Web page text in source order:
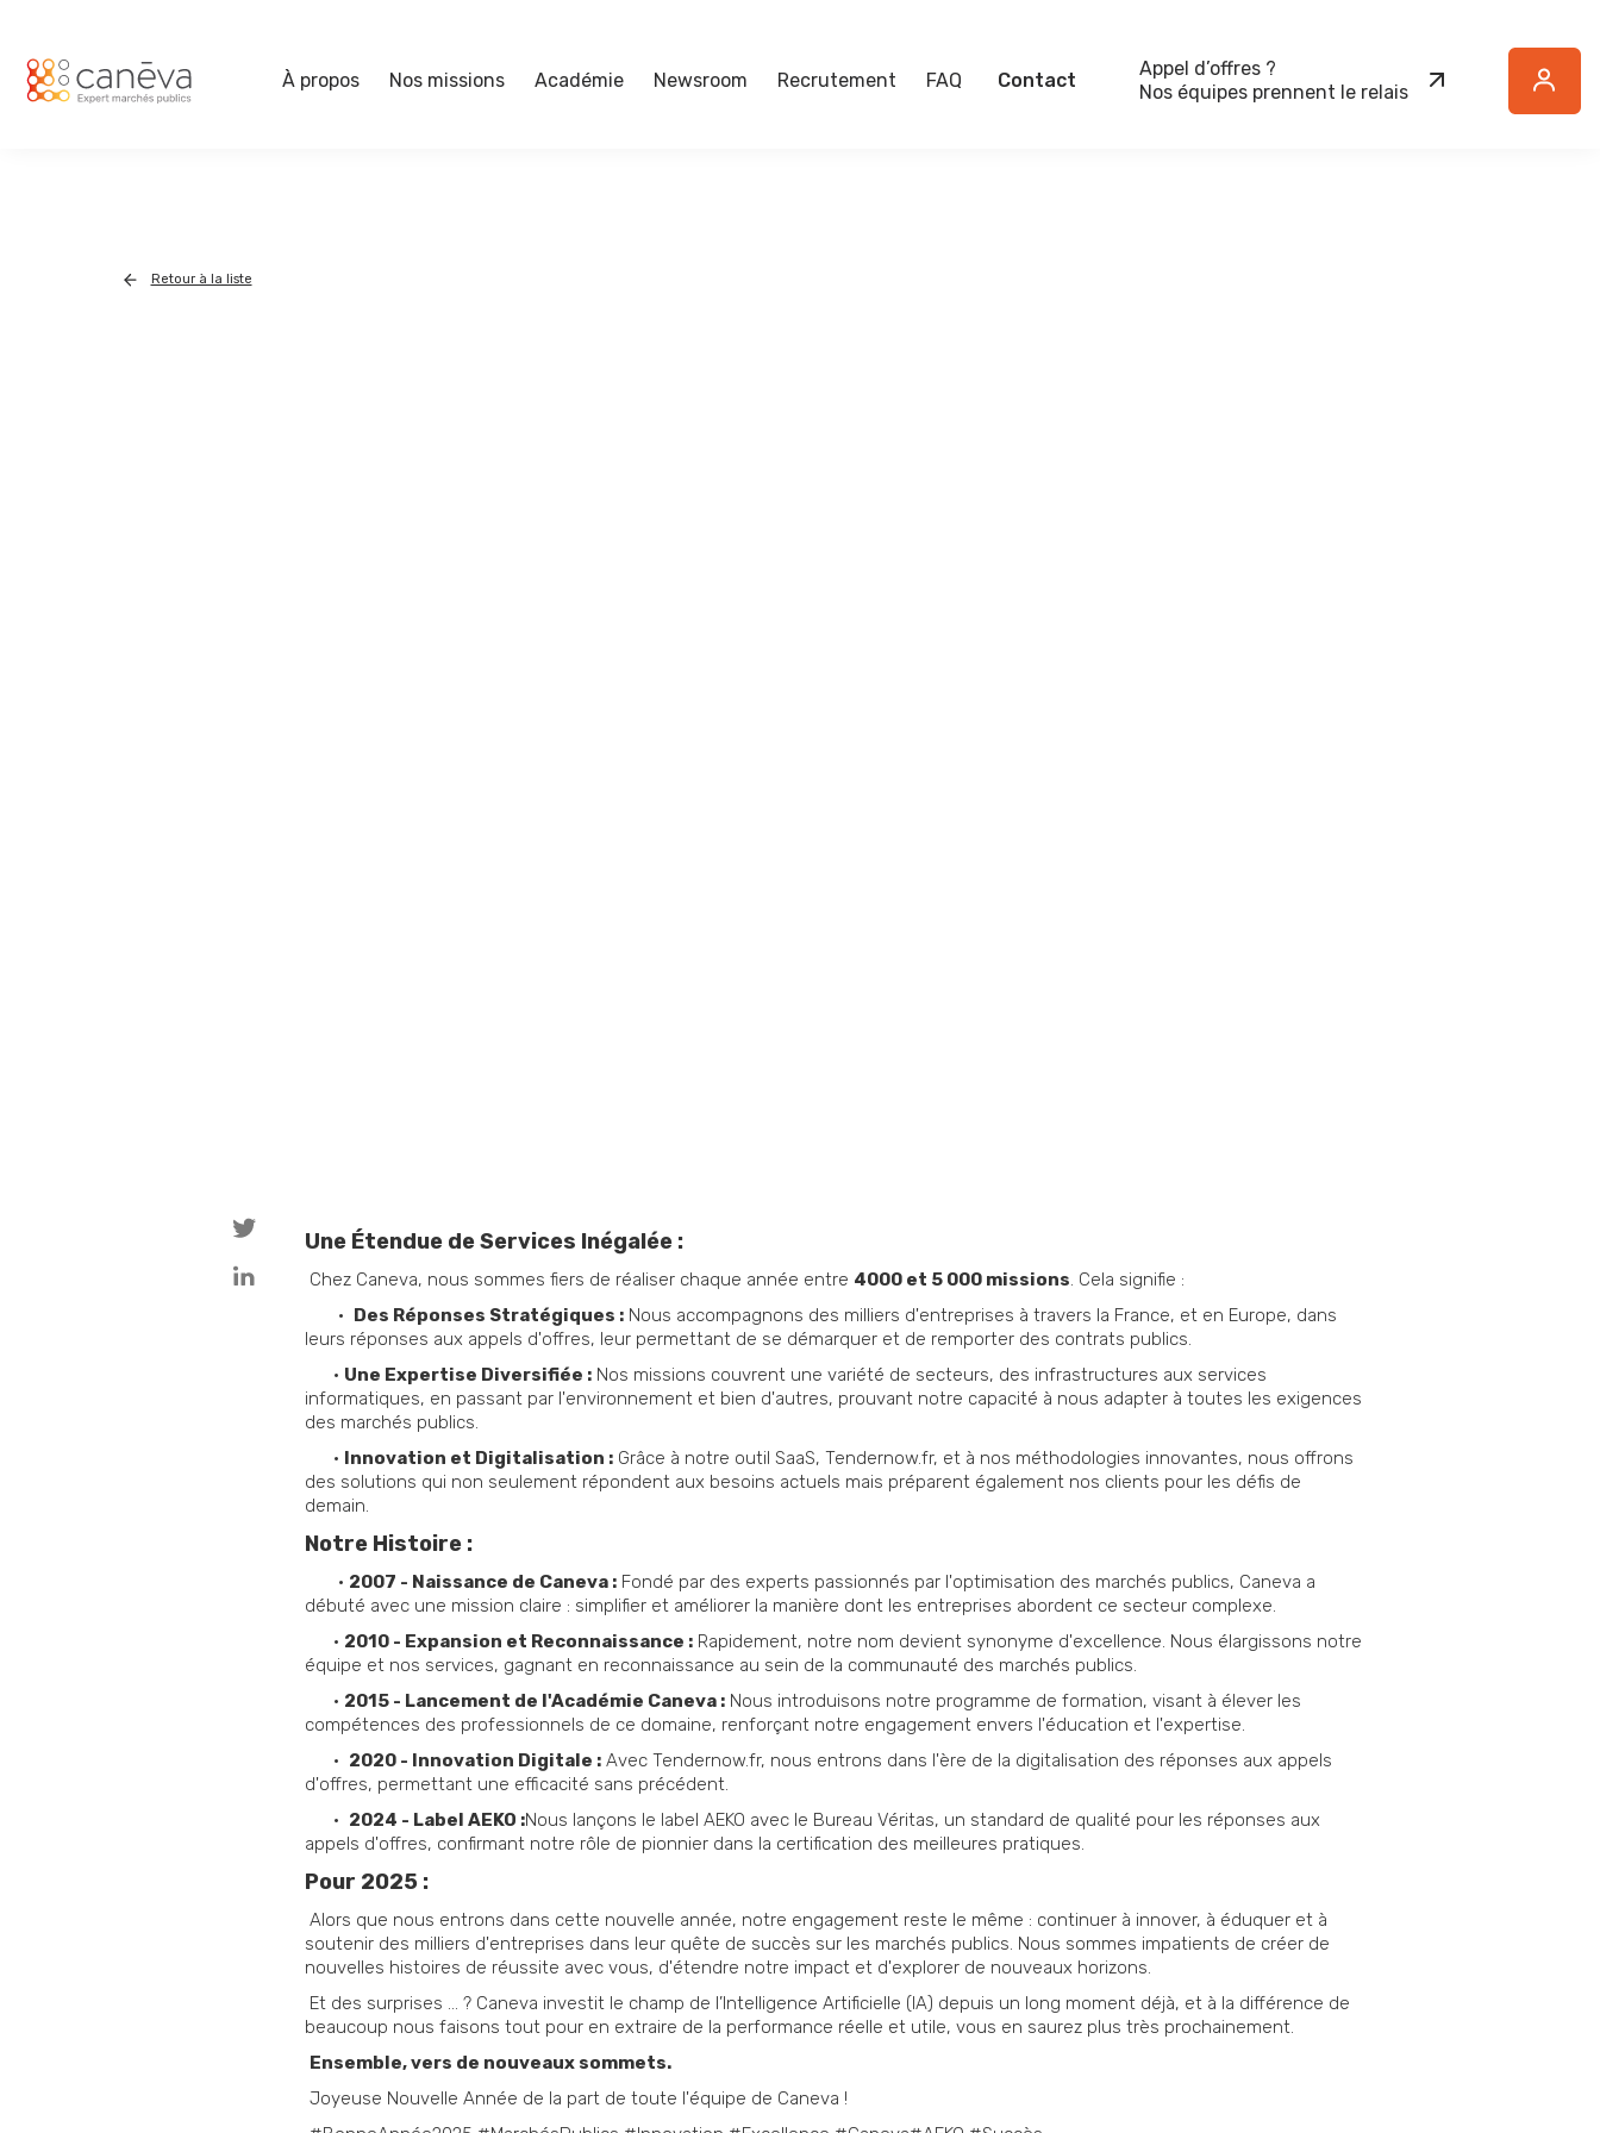
À propos Nos missions Académie Newsroom Recrutement FAQ Contact
Appel d’offres ?
Nos équipes prennent le relais
Button
Retour à la liste
Une Étendue de Services Inégalée :
Chez Caneva, nous sommes fiers de réaliser chaque année entre 4000 et 5 000 missions. Cela signifie :
• Des Réponses Stratégiques : Nous accompagnons des milliers d'entreprises à travers la France, et en Europe, dans
leurs réponses aux appels d'offres, leur permettant de se démarquer et de remporter des contrats publics.
• Une Expertise Diversifiée : Nos missions couvrent une variété de secteurs, des infrastructures aux services
informatiques, en passant par l'environnement et bien d'autres, prouvant notre capacité à nous adapter à toutes les exigences
des marchés publics.
• Innovation et Digitalisation : Grâce à notre outil SaaS, Tendernow.fr, et à nos méthodologies innovantes, nous offrons
des solutions qui non seulement répondent aux besoins actuels mais préparent également nos clients pour les défis de
demain.
Notre Histoire :
• 2007 - Naissance de Caneva : Fondé par des experts passionnés par l'optimisation des marchés publics, Caneva a
débuté avec une mission claire : simplifier et améliorer la manière dont les entreprises abordent ce secteur complexe.
• 2010 - Expansion et Reconnaissance : Rapidement, notre nom devient synonyme d'excellence. Nous élargissons notre
équipe et nos services, gagnant en reconnaissance au sein de la communauté des marchés publics.
• 2015 - Lancement de l'Académie Caneva : Nous introduisons notre programme de formation, visant à élever les
compétences des professionnels de ce domaine, renforçant notre engagement envers l'éducation et l'expertise.
• 2020 - Innovation Digitale : Avec Tendernow.fr, nous entrons dans l'ère de la digitalisation des réponses aux appels
d'offres, permettant une efficacité sans précédent.
• 2024 - Label AEKO :Nous lançons le label AEKO avec le Bureau Véritas, un standard de qualité pour les réponses aux
appels d'offres, confirmant notre rôle de pionnier dans la certification des meilleures pratiques.
Pour 2025 :
Alors que nous entrons dans cette nouvelle année, notre engagement reste le même : continuer à innover, à éduquer et à
soutenir des milliers d'entreprises dans leur quête de succès sur les marchés publics. Nous sommes impatients de créer de
nouvelles histoires de réussite avec vous, d'étendre notre impact et d'explorer de nouveaux horizons.
Et des surprises … ? Caneva investit le champ de l’Intelligence Artificielle (IA) depuis un long moment déjà, et à la différence de
beaucoup nous faisons tout pour en extraire de la performance réelle et utile, vous en saurez plus très prochainement.
Ensemble, vers de nouveaux sommets.
Joyeuse Nouvelle Année de la part de toute l'équipe de Caneva !